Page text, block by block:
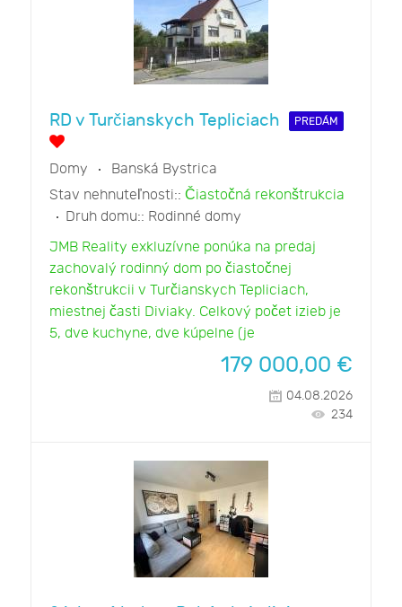
RD v Turčianskych Tepliciach PREDÁM
Domy
Banská Bystrica
Stav nehnuteľnosti:: Čiastočná rekonštrukcia
Druh domu:: Rodinné domy
JMB Reality exkluzívne ponúka na predaj
zachovalý rodinný dom po čiastočnej
rekonštrukcii v Turčianskych Tepliciach,
miestnej časti Diviaky. Celkový počet izieb je
5, dve kuchyne, dve kúpelne (je
179 000,00 €
04.08.2026
234